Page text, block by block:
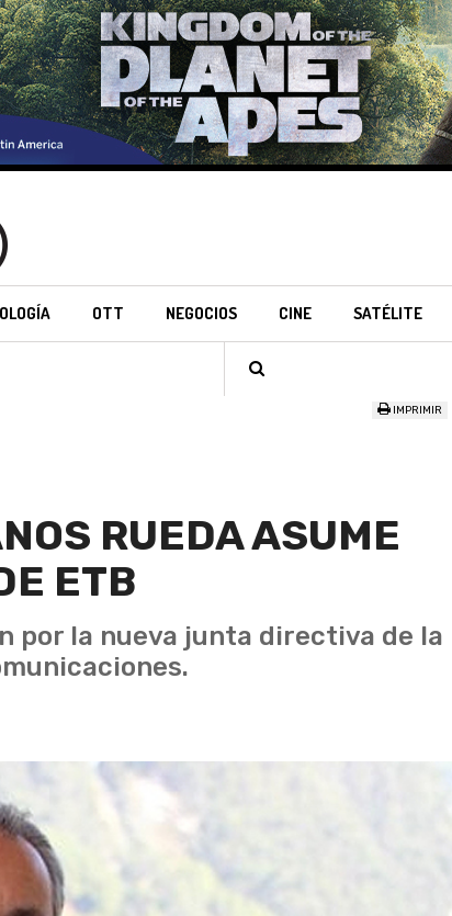
OTT NEGOCIOS CINE SATÉLITE
IMPRIMIR
RUEDA ASUME
ETB
por la nueva junta directiva de la